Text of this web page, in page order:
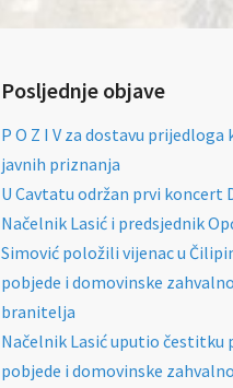
Posljednje objave
P O Z I V za dostavu
javnih priznanja
U Cavtatu održan prvi koncert
Načelnik Lasić i predsjednik
Simović položili vijenac u
pobjede i domovinske
branitelja
Načelnik Lasić uputio čestitku
pobjede i domovinske